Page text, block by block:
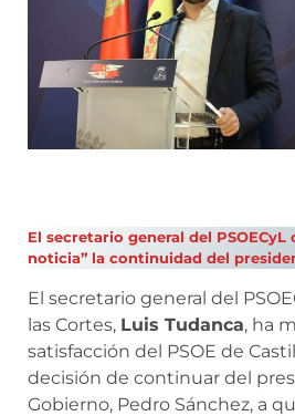
El secretario general del
noticia” la continuidad del
El secretario general del
las Cortes, Luis Tudanca, ha
satisfacción del PSOE de
decisión de continuar del
Gobierno, Pedro Sánchez, a